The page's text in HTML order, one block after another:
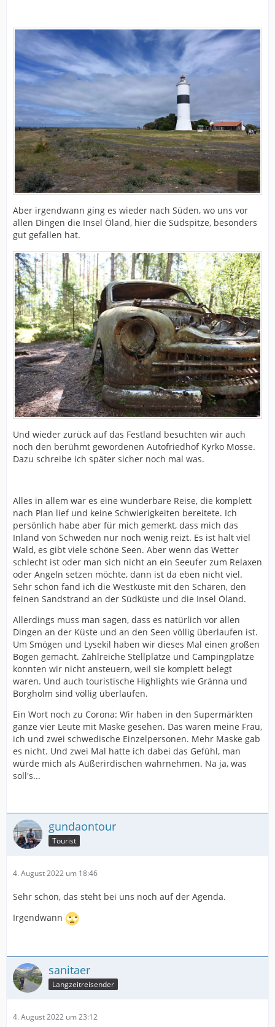
Aber irgendwann ging es wieder nach Süden, wo uns vor
allen Dingen die Insel Öland, hier die Südspitze, besonders
gut gefallen hat.
Und wieder zurück auf das Festland besuchten wir auch
noch den berühmt gewordenen Autofriedhof Kyrko Mosse.
Dazu schreibe ich später sicher noch mal was.
Alles in allem war es eine wunderbare Reise, die komplett
nach Plan lief und keine Schwierigkeiten bereitete. Ich
persönlich habe aber für mich gemerkt, dass mich das
Inland von Schweden nur noch wenig reizt. Es ist halt viel
Wald, es gibt viele schöne Seen. Aber wenn das Wetter
schlecht ist oder man sich nicht an ein Seeufer zum Relaxen
oder Angeln setzen möchte, dann ist da eben nicht viel.
Sehr schön fand ich die Westküste mit den Schären, den
feinen Sandstrand an der Südküste und die Insel Öland.
Allerdings muss man sagen, dass es natürlich vor allen
Dingen an der Küste und an den Seen völlig überlaufen ist.
Um Smögen und Lysekil haben wir dieses Mal einen großen
Bogen gemacht. Zahlreiche Stellplätze und Campingplätze
konnten wir nicht ansteuern, weil sie komplett belegt
waren. Und auch touristische Highlights wie Gränna und
Borgholm sind völlig überlaufen.
Ein Wort noch zu Corona: Wir haben in den Supermärkten
ganze vier Leute mit Maske gesehen. Das waren meine Frau,
ich und zwei schwedische Einzelpersonen. Mehr Maske gab
es nicht. Und zwei Mal hatte ich dabei das Gefühl, man
würde mich als Außerirdischen wahrnehmen. Na ja, was
soll's...
gundaontour
Tourist
4. August 2022 um 18:46
Sehr schön, das steht bei uns noch auf der Agenda.
Irgendwann
sanitaer
Langzeitreisender
4. August 2022 um 23:12